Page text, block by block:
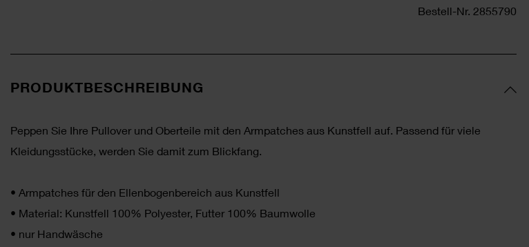
Bestell-Nr. 2855790
PRODUKTBESCHREIBUNG
Peppen Sie Ihre Pullover und Oberteile mit den Armpatches aus Kunstfell auf. Passend für viele
Kleidungsstücke, werden Sie damit zum Blickfang.
• Armpatches für den Ellenbogenbereich aus Kunstfell
• Material: Kunstfell 100% Polyester, Futter 100% Baumwolle
• nur Handwäsche